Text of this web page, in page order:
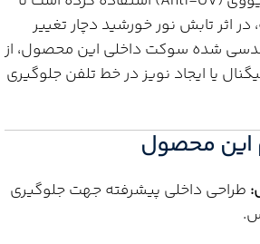
در اثر تابش نور خورشید دچار تغییر
شده سوکت داخلی این محصول، از
یا ایجاد نویز در خط تلفن جلوگیری
این محصول
طراحی داخلی پیشرفته جهت جلوگیری